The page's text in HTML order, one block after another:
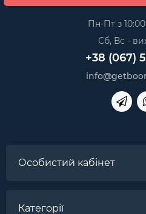
Пн-Пт з 10:00
Сб, Вс -
+38 (067)
Особистий кабінет
Категорії